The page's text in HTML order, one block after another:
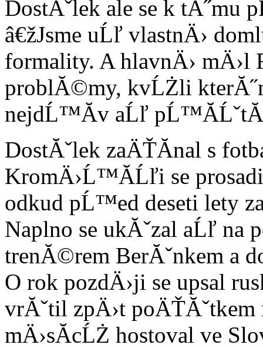
DostĂˇlek ale se k
â€žJsme uĹľ vlastnÄ›
formality. A hlavnÄ› mÄ›l
problĂ©my, kvĹŻli
nejdĹ™Ă­v aĹľ pĹ™Ă­ĹˇtĂ­
DostĂˇlek zaÄŤĂ­nal s
KromÄ›Ĺ™Ă­Ĺľi se
odkud pĹ™ed deseti lety
Naplno se ukĂˇzal aĹľ na
trenĂ©rem BerĂˇnkem a
O rok pozdÄ›ji se upsal
vrĂˇtil zpÄ›t
mÄ›sĂ­cĹŻ hostoval ve